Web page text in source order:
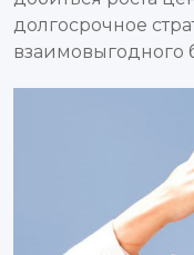
долгосрочное
взаимовыгодного